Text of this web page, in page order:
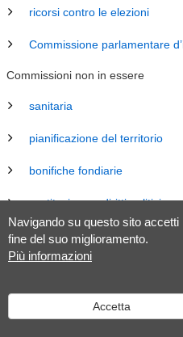
Navigando su questo sito
fine del suo miglioramento.
Più informazioni
Accetta
ricorsi contro le elezioni
Commissione parlamentare
Commissioni non in essere
sanitaria
pianificazione del territorio
bonifiche fondiarie
costituzione e diritti politici
energia